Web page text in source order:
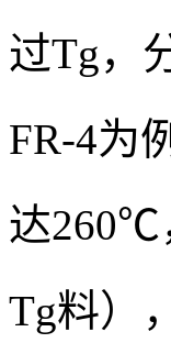
过Tg，
FR-4为
达260℃
Tg料）